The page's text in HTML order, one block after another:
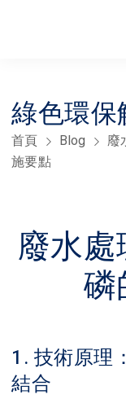
綠色環保
首頁 Blog 廢
施要點
廢水
磷
1. 技術原理
結合